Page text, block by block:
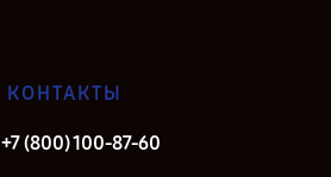
КОНТАКТЫ
+7 (800) 100-87-60